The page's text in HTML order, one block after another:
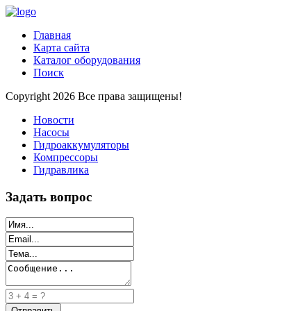
Главная
Карта сайта
Каталог оборудования
Поиск
Copyright 2026 Все права защищены!
Новости
Насосы
Гидроаккумуляторы
Компрессоры
Гидравлика
Задать вопрос